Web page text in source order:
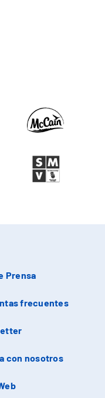
Prensa
frecuentes
con nosotros